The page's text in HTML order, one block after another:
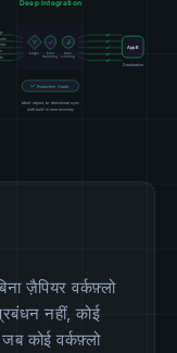
ज़ैपियर वर्कफ़्लो
नहीं, कोई
कोई वर्कफ़्लो